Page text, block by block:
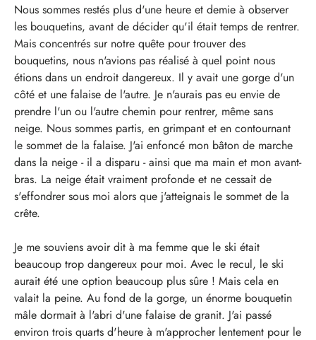
Nous sommes restés plus d'une heure et demie à observer
les bouquetins, avant de décider qu'il était temps de rentrer.
Mais concentrés sur notre quête pour trouver des
bouquetins, nous n'avions pas réalisé à quel point nous
étions dans un endroit dangereux. Il y avait une gorge d'un
côté et une falaise de l'autre. Je n'aurais pas eu envie de
prendre l'un ou l'autre chemin pour rentrer, même sans
neige. Nous sommes partis, en grimpant et en contournant
le sommet de la falaise. J'ai enfoncé mon bâton de marche
dans la neige - il a disparu - ainsi que ma main et mon avant-
bras. La neige était vraiment profonde et ne cessait de
s'effondrer sous moi alors que j'atteignais le sommet de la
crête.
Je me souviens avoir dit à ma femme que le ski était
beaucoup trop dangereux pour moi. Avec le recul, le ski
aurait été une option beaucoup plus sûre ! Mais cela en
valait la peine. Au fond de la gorge, un énorme bouquetin
mâle dormait à l'abri d'une falaise de granit. J'ai passé
environ trois quarts d'heure à m'approcher lentement pour le